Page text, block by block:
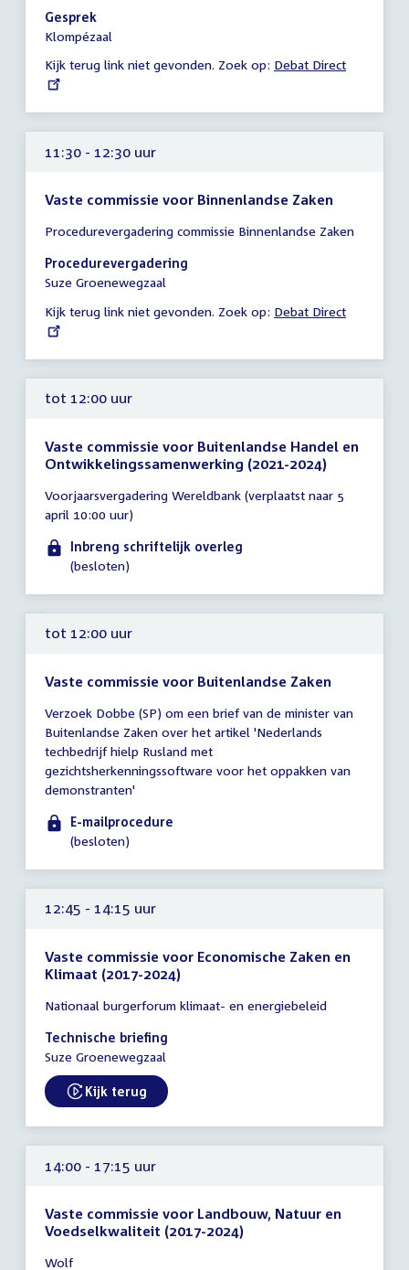
11:30
-
12:30
uur
Gesprek
Klompézaal
Kijk terug link niet gevonden. Zoek op: External
Debat Direct
11:30 - 12:30 uur
Vaste commissie voor Binnenlandse Zaken
vergadering
11:30
-
uur
Procedurevergadering commissie Binnenlandse Zaken
Procedurevergadering
Suze Groenewegzaal
Kijk terug link niet gevonden. Zoek op: External
Debat Direct
tot 12:00 uur
Vaste commissie voor Buitenlandse Handel en
Ontwikkelingssamenwerking (2021-2024)
vergadering
tot
12:00
uur
Voorjaarsvergadering Wereldbank (verplaatst naar 5
april 10:00 uur)
Inbreng schriftelijk overleg
(besloten)
tot 12:00 uur
Vaste commissie voor Buitenlandse Zaken
vergadering
tot
12:00
uur
Verzoek Dobbe (SP) om een brief van de minister van
Buitenlandse Zaken over het artikel 'Nederlands
techbedrijf hielp Rusland met
gezichtsherkenningssoftware voor het oppakken van
demonstranten'
E-mailprocedure
(besloten)
12:45 - 14:15 uur
Vaste commissie voor Economische Zaken en
Klimaat (2017-2024)
vergadering
12:45
-
uur
Nationaal burgerforum klimaat- en energiebeleid
Technische briefing
Suze Groenewegzaal
External link:
Kijk terug
14:00 - 17:15 uur
Vaste commissie voor Landbouw, Natuur en
Voedselkwaliteit (2017-2024)
Wolf